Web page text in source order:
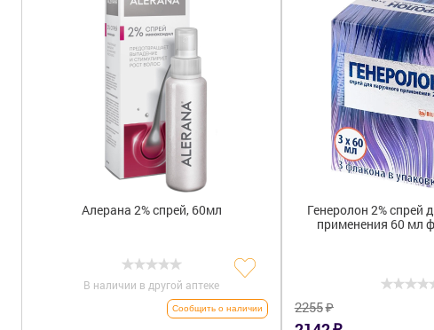
Алерана 2% спрей, 60мл
В наличии в другой аптеке
Сообщить о наличии
Генеролон 2% спрей
применения 60 мл
2255₽